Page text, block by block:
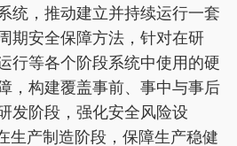
统，推动建立并持续运行一套
期安全保障方法，针对在研
行等各个阶段系统中使用的硬
，构建覆盖事前、事中与事后
发阶段，强化安全风险设
生产制造阶段，保障生产稳健